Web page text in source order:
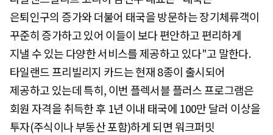
은퇴인구의 증가와 더불어 태국을 방문하는 장기체류객이
꾸준히 증가하고 있어 이들이 보다 편안하고 편리하게
지낼 수 있는 다양한 서비스를 제공하고 있다"고 말한다.
타일랜드 프리빌리지 카드는 현재 8종이 출시되어
제공하고 있는데 특히, 이번 플렉서블 플러스 프로그램은
회원 자격을 취득한 후 1년 이내 태국에 100만 달러 이상을
투자(주식이나 부동산 포함)하게 되면 워크퍼밋